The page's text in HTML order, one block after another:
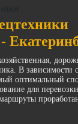
В зависимости
оптимальный
для перевозки